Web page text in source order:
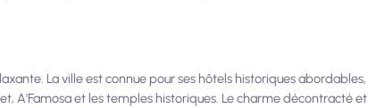
La ville est connue pour ses hôtels historiques abordables,
A'Famosa et les temples historiques. Le charme décontracté et